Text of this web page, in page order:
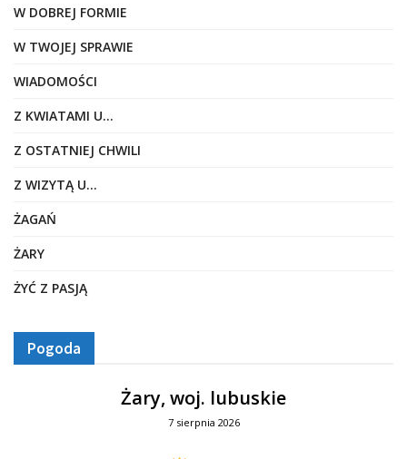
W DOBREJ FORMIE
W TWOJEJ SPRAWIE
WIADOMOŚCI
Z KWIATAMI U…
Z OSTATNIEJ CHWILI
Z WIZYTĄ U…
ŻAGAŃ
ŻARY
ŻYĆ Z PASJĄ
Pogoda
Żary, woj. lubuskie
7 sierpnia 2026